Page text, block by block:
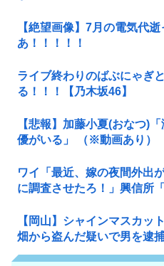
【絶望画像】7月の電気代
あ！！！！！
ライブ終わりのばぶにゃぎ
る！！！【乃木坂46】
【悲報】加藤小夏(おなつ)
優がいる」 （※動画あり）
ワイ「最近、嫁の夜間外
に調査させたろ！」興信所
【岡山】シャインマスカッ
畑から盗んだ疑いで男を逮